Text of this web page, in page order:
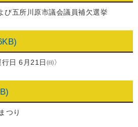
び五所川原市議会議員補欠選挙
日 6月21日㈰〉
つり